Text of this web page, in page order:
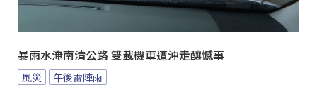
暴雨水淹南清公路 雙載機車遭沖走釀憾事
風災 午後雷陣雨